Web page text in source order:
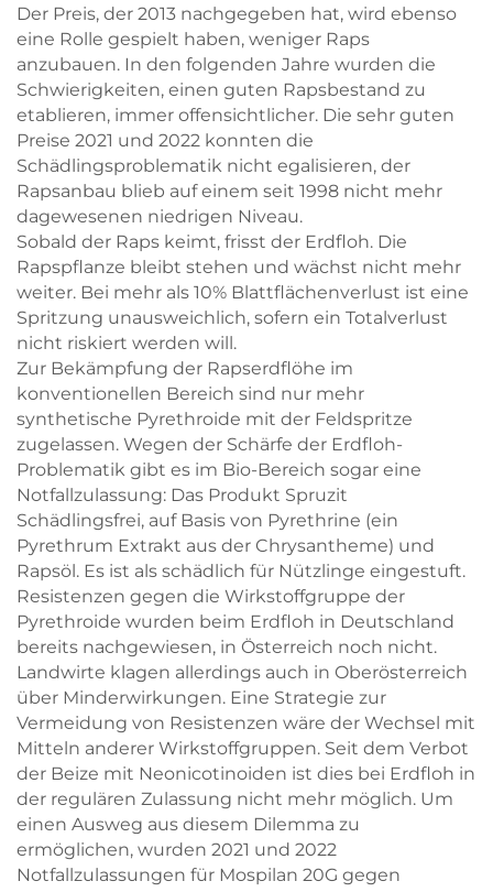
Der Preis, der 2013 nachgegeben hat, wird ebenso
eine Rolle gespielt haben, weniger Raps
anzubauen. In den folgenden Jahre wurden die
Schwierigkeiten, einen guten Rapsbestand zu
etablieren, immer offensichtlicher. Die sehr guten
Preise 2021 und 2022 konnten die
Schädlingsproblematik nicht egalisieren, der
Rapsanbau blieb auf einem seit 1998 nicht mehr
dagewesenen niedrigen Niveau.
Sobald der Raps keimt, frisst der Erdfloh. Die
Rapspflanze bleibt stehen und wächst nicht mehr
weiter. Bei mehr als 10% Blattflächenverlust ist eine
Spritzung unausweichlich, sofern ein Totalverlust
nicht riskiert werden will.
Zur Bekämpfung der Rapserdflöhe im
konventionellen Bereich sind nur mehr
synthetische Pyrethroide mit der Feldspritze
zugelassen. Wegen der Schärfe der Erdfloh-
Problematik gibt es im Bio-Bereich sogar eine
Notfallzulassung: Das Produkt Spruzit
Schädlingsfrei, auf Basis von Pyrethrine (ein
Pyrethrum Extrakt aus der Chrysantheme) und
Rapsöl. Es ist als schädlich für Nützlinge eingestuft.
Resistenzen gegen die Wirkstoffgruppe der
Pyrethroide wurden beim Erdfloh in Deutschland
bereits nachgewiesen, in Österreich noch nicht.
Landwirte klagen allerdings auch in Oberösterreich
über Minderwirkungen. Eine Strategie zur
Vermeidung von Resistenzen wäre der Wechsel mit
Mitteln anderer Wirkstoffgruppen. Seit dem Verbot
der Beize mit Neonicotinoiden ist dies bei Erdfloh in
der regulären Zulassung nicht mehr möglich. Um
einen Ausweg aus diesem Dilemma zu
ermöglichen, wurden 2021 und 2022
Notfallzulassungen für Mospilan 20G gegen